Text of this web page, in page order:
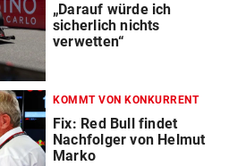
„Darauf würde ich
sicherlich nichts
verwetten“
KOMMT VON KONKURRENT
Fix: Red Bull findet
Nachfolger von Helmut
Marko